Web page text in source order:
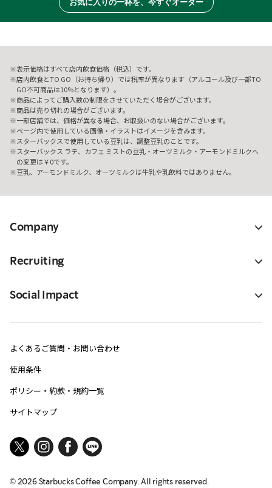
お気に入りの一杯を、今すぐオーダー
表示価格はすべて店内飲食価格（税込）です。
店内飲食とTO GO（お持ち帰り）では税率が異なります（アルコール及び一部TO
GO不可商品は10%となります）。
商品によってご購入数の制限をさせていただく場合がございます。
商品は売り切れの場合がございます。
一部店舗では、価格が異なる場合、お取扱いのない場合がございます。
ページ内で使用している画像・イラストはイメージを含みます。
スターバックスで使用している豆乳は、調整豆乳のことです。
スターバックス ラテ、カフェ ミストの豆乳・オーツミルク・アーモンドミルクへ
の変更は￥0です。
豆乳、アーモンドミルク、オーツミルクは牛乳や乳飲料ではありません。
Company
Recruiting
Social Impact
よくあるご質問・お問い合わせ
使用条件
ポリシー・約款・規約一覧
サイトマップ
© 2026Starbucks Coffee Company. All rights reserved.